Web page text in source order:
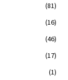
(81)
(16)
(46)
(17)
(1)